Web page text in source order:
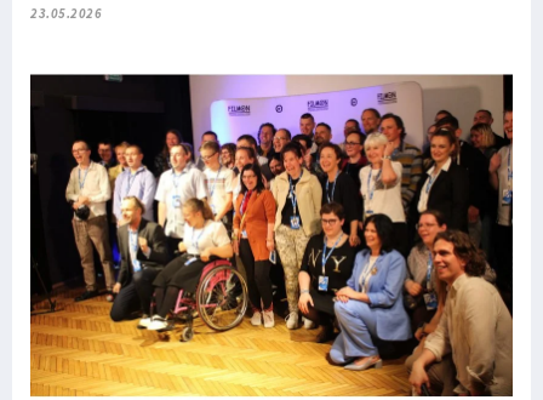
23.05.2026